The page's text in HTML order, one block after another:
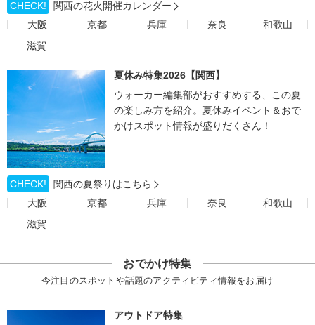
CHECK!
関西の花火開催カレンダー
大阪
京都 兵庫 奈良
和歌山
滋賀
夏休み特集2026【関西】
ウォーカー編集部がおすすめする、この夏
の楽しみ方を紹介。夏休みイベント＆おで
かけスポット情報が盛りだくさん！
CHECK!
関西の夏祭りはこちら
大阪
京都 兵庫 奈良
和歌山
滋賀
おでかけ特集
今注目のスポットや話題のアクティビティ情報をお届け
アウトドア特集